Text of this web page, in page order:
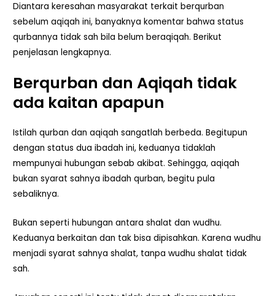
Diantara keresahan masyarakat terkait berqurban
sebelum aqiqah ini, banyaknya komentar bahwa status
qurbannya tidak sah bila belum beraqiqah. Berikut
penjelasan lengkapnya.
Berqurban dan Aqiqah tidak
ada kaitan apapun
Istilah qurban dan aqiqah sangatlah berbeda. Begitupun
dengan status dua ibadah ini, keduanya tidaklah
mempunyai hubungan sebab akibat. Sehingga, aqiqah
bukan syarat sahnya ibadah qurban, begitu pula
sebaliknya.
Bukan seperti hubungan antara shalat dan wudhu.
Keduanya berkaitan dan tak bisa dipisahkan. Karena wudhu
menjadi syarat sahnya shalat, tanpa wudhu shalat tidak
sah.